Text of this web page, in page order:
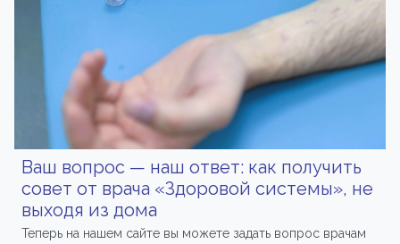
Ваш вопрос — наш ответ: как получить
совет от врача «Здоровой системы», не
выходя из дома
Теперь на нашем сайте вы можете задать вопрос врачам